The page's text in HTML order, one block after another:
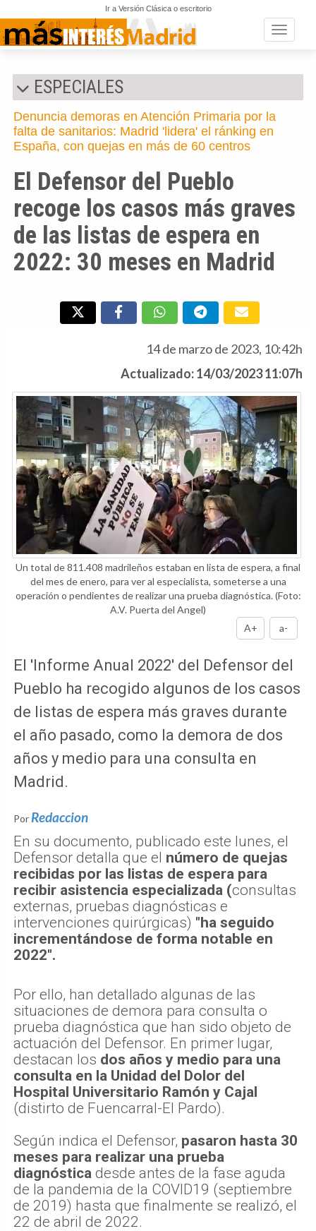
Ir a Versión Clásica o escritorio
Toggle
ESPECIALES
Denuncia demoras en Atención Primaria por la
falta de sanitarios: Madrid 'lidera' el ránking en
España, con quejas en más de 60 centros
El Defensor del Pueblo
recoge los casos más graves
de las listas de espera en
2022: 30 meses en Madrid
14 de marzo de 2023, 10:42h
Actualizado: 14/03/2023 11:07h
Un total de 811.408 madrileños estaban en lista de espera, a final
del mes de enero, para ver al especialista, someterse a una
operación o pendientes de realizar una prueba diagnóstica.(Foto:
A.V. Puerta del Angel)
A+
a-
El 'Informe Anual 2022' del Defensor del
Pueblo ha recogido algunos de los casos
de listas de espera más graves durante
el año pasado, como la demora de dos
años y medio para una consulta en
Madrid.
Por Redaccion
En su documento, publicado este lunes, el
Defensor detalla que el número de quejas
recibidas por las listas de espera para
recibir asistencia especializada (consultas
externas, pruebas diagnósticas e
intervenciones quirúrgicas) "ha seguido
incrementándose de forma notable en
2022".
Por ello, han detallado algunas de las
situaciones de demora para consulta o
prueba diagnóstica que han sido objeto de
actuación del Defensor. En primer lugar,
destacan los dos años y medio para una
consulta en la Unidad del Dolor del
Hospital Universitario Ramón y Cajal
(distirto de Fuencarral-El Pardo).
Según indica el Defensor, pasaron hasta 30
meses para realizar una prueba
diagnóstica desde antes de la fase aguda
de la pandemia de la COVID19 (septiembre
de 2019) hasta que finalmente se realizó, el
22 de abril de 2022.